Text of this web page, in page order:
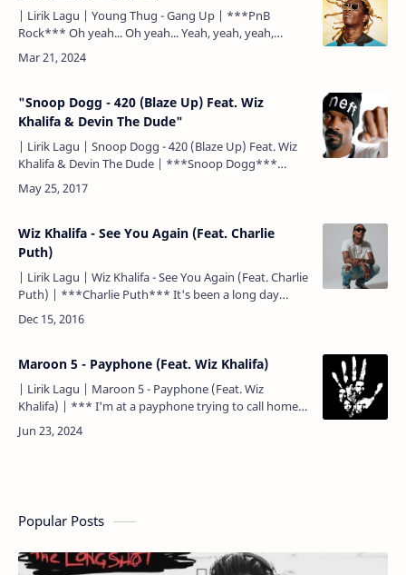
| Lirik Lagu | Young Thug - Gang Up | ***PnB
Rock*** Oh yeah... Oh yeah... Yeah, yeah, yeah,
yeah... Yeah, yeah, yeah, yeah... I'm with the gang,
gang, gang an…
"Snoop Dogg - 420 (Blaze Up) Feat. Wiz
Khalifa & Devin The Dude"
| Lirik Lagu | Snoop Dogg - 420 (Blaze Up) Feat. Wiz
Khalifa & Devin The Dude | ***Snoop Dogg***
Whenever I'm down and out I get back to myself I roll
a m…
Wiz Khalifa - See You Again (Feat. Charlie
Puth)
| Lirik Lagu | Wiz Khalifa - See You Again (Feat. Charlie
Puth) | ***Charlie Puth*** It's been a long day
without you, my friend... Inilah hari terasa lama ta…
Maroon 5 - Payphone (Feat. Wiz Khalifa)
| Lirik Lagu | Maroon 5 - Payphone (Feat. Wiz
Khalifa) | *** I'm at a payphone trying to call home.
Aku berada di telepon umum berusaha menelpon ke
rumah. All o…
Popular Posts